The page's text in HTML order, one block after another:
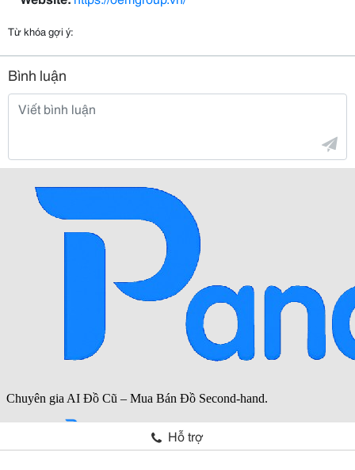
Từ khóa gợi ý:
Bình luận
Hỗ trợ